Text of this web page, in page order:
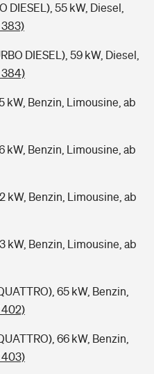
DIESEL), 55 kW, Diesel,
DIESEL), 59 kW, Diesel,
kW, Benzin, Limousine, ab
kW, Benzin, Limousine, ab
kW, Benzin, Limousine, ab
kW, Benzin, Limousine, ab
65 kW, Benzin,
66 kW, Benzin,